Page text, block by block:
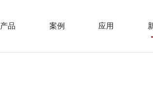
产品 案例 应用